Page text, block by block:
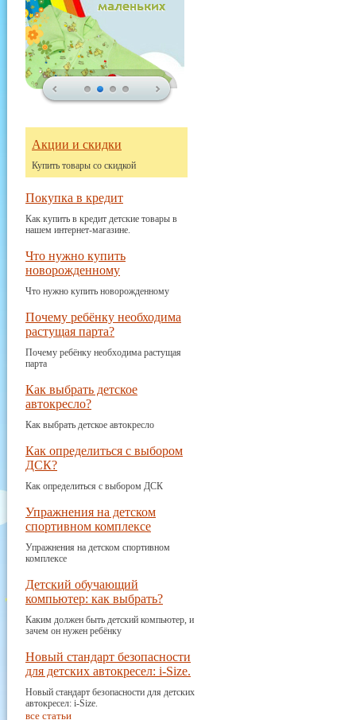
Акции и скидки
Купить товары со скидкой
Покупка в кредит
Как купить в кредит детские товары в
нашем интернет-магазине.
Что нужно купить
новорожденному
Что нужно купить новорожденному
Почему ребёнку необходима
растущая парта?
Почему ребёнку необходима растущая
парта
Как выбрать детское
автокресло?
Как выбрать детское автокресло
Как определиться с выбором
ДСК?
Как определиться с выбором ДСК
Упражнения на детском
спортивном комплексе
Упражнения на детском спортивном
комплексе
Детский обучающий
компьютер: как выбрать?
Каким должен быть детский компьютер, и
зачем он нужен ребёнку
Новый стандарт безопасности
для детских автокресел: i-Size.
Новый стандарт безопасности для детских
автокресел: i-Size.
все статьи